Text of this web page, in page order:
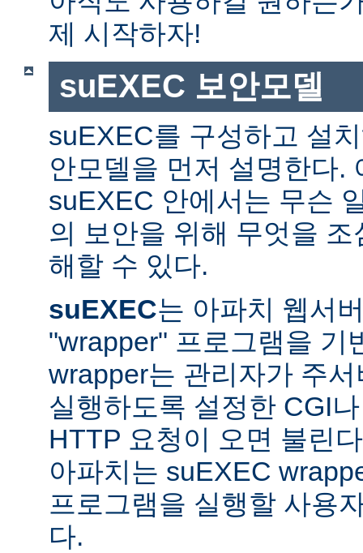
제 시작하자!
suEXEC 보안모델
suEXEC를 구성하고 설
안모델을 먼저 설명한다.
suEXEC 안에서는 무슨
의 보안을 위해 무엇을
해할 수 있다.
suEXEC는 아파치 웹서
"wrapper" 프로그램을 기
wrapper는 관리자가 주
실행하도록 설정한 CGI
HTTP 요청이 오면 불린
아파치는 suEXEC
프로그램을 실행할 사용
다.